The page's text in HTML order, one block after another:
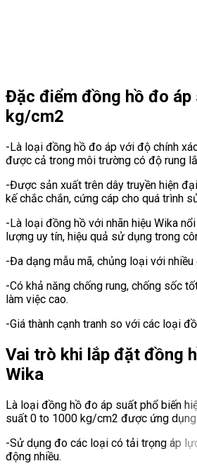
Đặc điểm đồng hồ đo
kg/cm2
-Là loại đồng hồ đo áp với độ chính
được cả trong môi trường có độ rung
-Được sản xuất trên dây truyền hiện
kế chắc chắn, cứng cáp cho quá trình
-Là loại đồng hồ với nhãn hiệu Wika
lượng uy tín, hiệu quả sử dụng trong
-Đa dạng mẫu mã, chủng loại với nhiều
-Có khả năng chống rung, chống sốc
làm việc cao.
-Giá thành cạnh tranh so với các loại
Vai trò khi lắp đặt đồng
Wika
Là loại đồng hồ đo áp suất phổ biến
suất 0 to 1000 kg/cm2 được ứng dụng
-Sử dụng đo các loại có tải trọng áp
động nhiều.